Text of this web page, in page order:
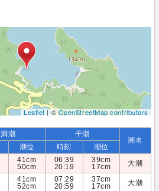
Leaflet| ©OpenStreetMap contributors
満潮 干潮
潮名
潮位 時刻
潮位
41cm
50cm
06:39
20:19
39cm
17cm
大潮
41cm
52cm
07:29
20:59
37cm
17cm
大潮